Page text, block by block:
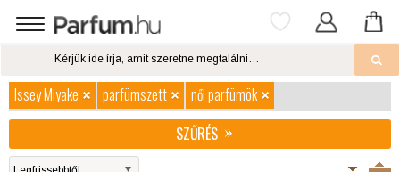
Issey Miyake parfümszett
női parfümök
SZŰRÉS